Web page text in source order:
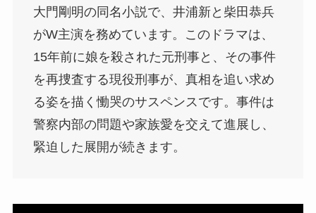
大門剛明の同名小説で、井浦新と柴田恭兵
がW主演を務めています。このドラマは、
15年前に娘を殺された元刑事と、その事件
を再捜査する現役刑事が、真相を追い求め
る姿を描く慟哭のサスペンスです。事件は
警察内部の問題や家族愛を交えて進展し、
緊迫した展開が続きます​。